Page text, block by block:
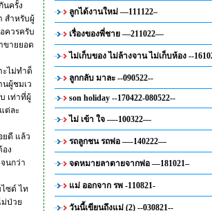
นครั้ง
สำหรับผู้
ควรครับ
ขายยอด
ะไม่ทำด็
นผู้ชมเว
เท่าที่ผู้
ต่ละ
ยดี แล้ว
ง
นกว่า
ซด์ ไท
ม่ป่วย
ลูกได้งานใหม่ —111122–
เรื่องของพี่ชาย —211022—
ไม่เก็บของ ไม่ล้างจาน ไม่เก็บห้อง --
ลูกกลับ มาละ --090522--
son holiday --170422-080522--
ไม่ เข้า ใจ —-100322—
รถลูกชน รถพ่อ —-140222—
จดหมายลาตายจากพ่อ —181021–
แม่ ออกจาก รพ -110821-
วันนี้เขียนถึงแม่ (2) --030821--